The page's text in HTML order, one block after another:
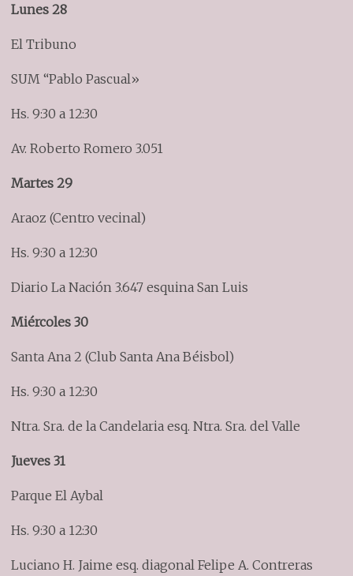
Lunes 28
El Tribuno
SUM “Pablo Pascual»
Hs. 9:30 a 12:30
Av. Roberto Romero 3.051
Martes 29
Araoz (Centro vecinal)
Hs. 9:30 a 12:30
Diario La Nación 3.647 esquina San Luis
Miércoles 30
Santa Ana 2 (Club Santa Ana Béisbol)
Hs. 9:30 a 12:30
Ntra. Sra. de la Candelaria esq. Ntra. Sra. del Valle
Jueves 31
Parque El Aybal
Hs. 9:30 a 12:30
Luciano H. Jaime esq. diagonal Felipe A. Contreras